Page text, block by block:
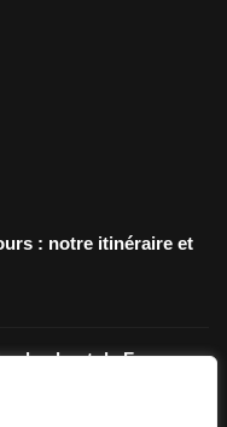
: notre itinéraire et
plus haut de France en